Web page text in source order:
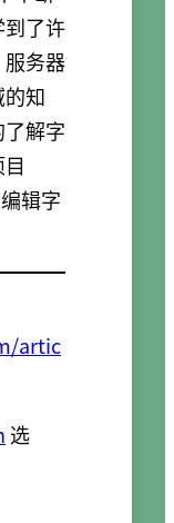
了许
务器
知
解字
辑字
artic
选